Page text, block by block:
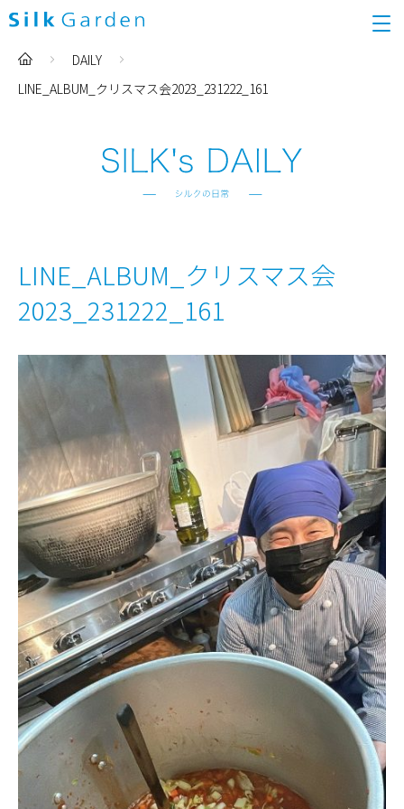
DAILY
LINE_ALBUM_クリスマス会2023_231222_161
LINE_ALBUM_クリスマス会
2023_231222_161